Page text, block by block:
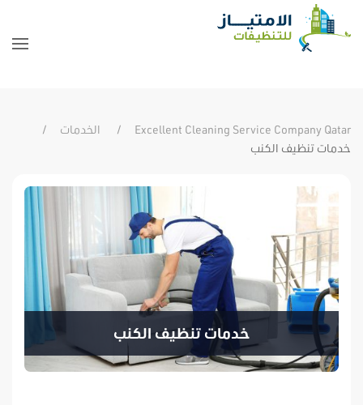
Excellent Cleaning Service Company Qatar
الخدمات
خدمات تنظيف الكنب
خدمات تنظيف الكنب